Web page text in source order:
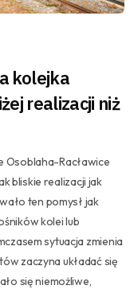
kolejka
realizacji niż
Osoblaha-Racławice
bliskie realizacji jak
ten pomysł jak
kolei lub
sytuacja zmienia
zaczyna układać się
się niemożliwe,